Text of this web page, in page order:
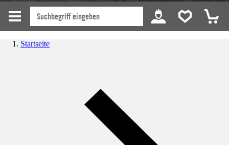
Startseite